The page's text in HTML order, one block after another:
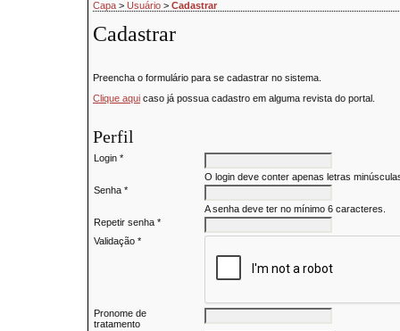
Capa > Usuário > Cadastrar
Cadastrar
Preencha o formulário para se cadastrar no sistema.
Clique aqui caso já possua cadastro em alguma revista do portal.
Perfil
Login *
O login deve conter apenas letras
Senha *
A senha deve ter no mínimo 6 caracteres.
Repetir senha *
Validação *
Pronome de
tratamento